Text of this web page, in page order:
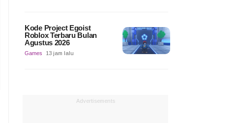
Kode Project Egoist
Roblox Terbaru Bulan
Agustus 2026
Games 13 jam lalu
Advertisements